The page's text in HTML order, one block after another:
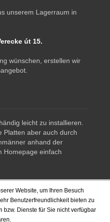
unserem Lagerraum in
út 15.
wünschen, erstellen wir
leicht zu installieren.
Platten aber auch durch
anhand der
Homepage einfach
Website, um Ihren Besuch
Benutzerfreundlichkeit bieten zu
Dienste für Sie nicht verfügbar